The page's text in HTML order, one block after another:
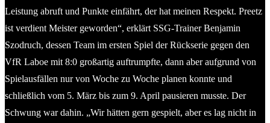
Leistung abruft und Punkte einfährt, der hat meinen Respekt. Preetz
ist verdient Meister geworden“, erklärt SSG-Trainer Benjamin
Szodruch, dessen Team im ersten Spiel der Rückserie gegen den
VfR Laboe mit 8:0 großartig auftrumpfte, dann aber aufgrund von
Spielausfällen nur von Woche zu Woche planen konnte und
schließlich vom 5. März bis zum 9. April pausieren musste. Der
Schwung war dahin. „Wir hätten gern gespielt, aber es lag nicht in